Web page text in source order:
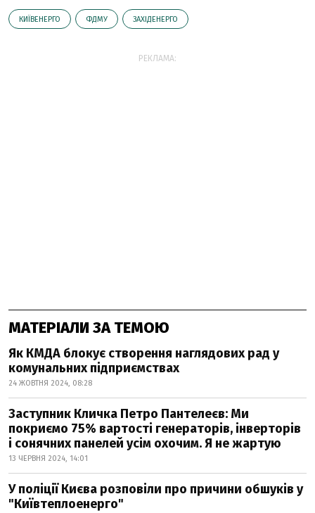
КИЇВЕНЕРГО ФДМУ ЗАХІДЕНЕРГО
РЕКЛАМА:
МАТЕРІАЛИ ЗА ТЕМОЮ
Як КМДА блокує створення наглядових рад у
комунальних підприємствах
24 ЖОВТНЯ 2024, 08:28
Заступник Кличка Петро Пантелеєв: Ми
покриємо 75% вартості генераторів, інверторів
і сонячних панелей усім охочим. Я не жартую
13 ЧЕРВНЯ 2024, 14:01
У поліції Києва розповіли про причини обшуків у
"Київтеплоенерго"